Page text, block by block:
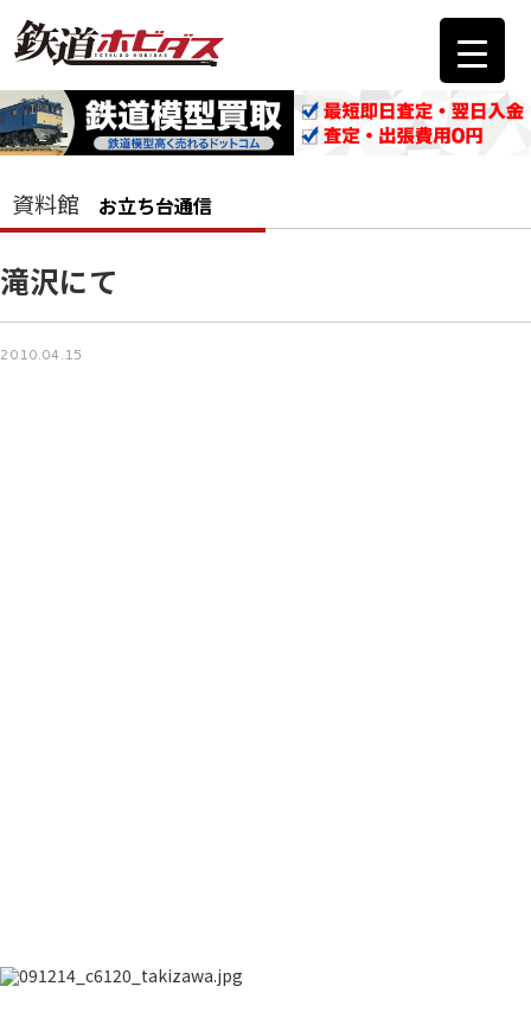
資料館 お立ち台通信
滝沢にて
2010.04.15